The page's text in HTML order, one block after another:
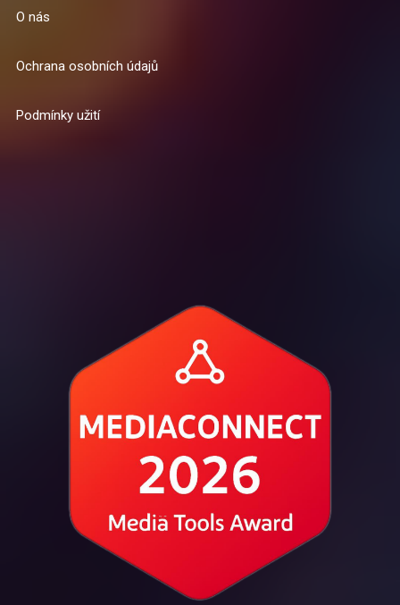
O nás
Ochrana osobních údajů
Podmínky užití